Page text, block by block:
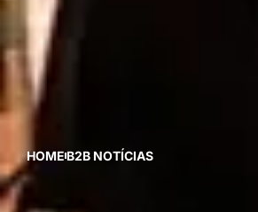
HOME B2B NOTÍCIAS